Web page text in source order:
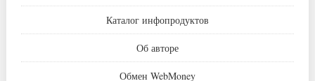
Каталог инфопродуктов
Об авторе
Обмен WebMoney